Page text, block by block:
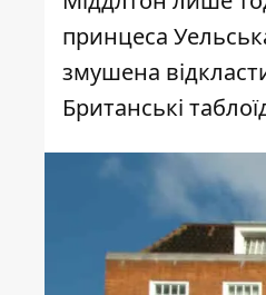
принцеса
змушена
Британські